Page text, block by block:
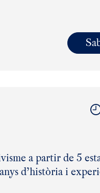
a partir de 5
d’història i